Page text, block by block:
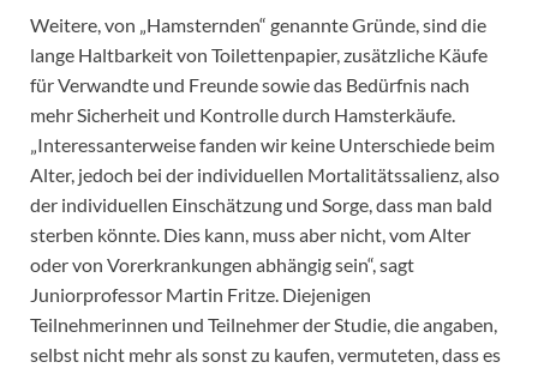
Weitere, von „Hamsternden“ genannte Gründe, sind die
lange Haltbarkeit von Toilettenpapier, zusätzliche Käufe
für Verwandte und Freunde sowie das Bedürfnis nach
mehr Sicherheit und Kontrolle durch Hamsterkäufe.
„Interessanterweise fanden wir keine Unterschiede beim
Alter, jedoch bei der individuellen Mortalitätssalienz, also
der individuellen Einschätzung und Sorge, dass man bald
sterben könnte. Dies kann, muss aber nicht, vom Alter
oder von Vorerkrankungen abhängig sein“, sagt
Juniorprofessor Martin Fritze. Diejenigen
Teilnehmerinnen und Teilnehmer der Studie, die angaben,
selbst nicht mehr als sonst zu kaufen, vermuteten, dass es